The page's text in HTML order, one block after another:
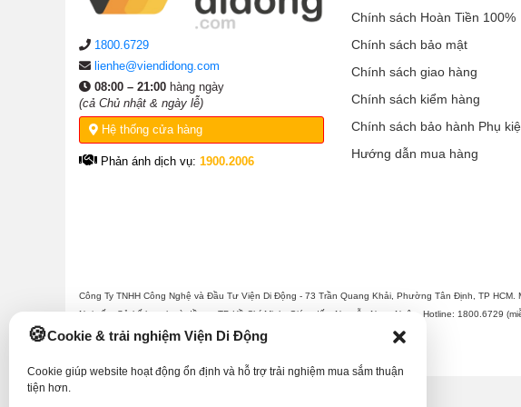
Cookie & trải nghiệm Viện Di Động
Cookie giúp website hoạt động ổn định và hỗ trợ trải nghiệm mua sắm thuận
tiện hơn.
1800.6729
lienhe@viendidong.com
08:00 – 21:00 hàng ngày
(cả Chủ nhật & ngày lễ)
Hệ thống cửa hàng
Phản ánh dịch vụ: 1900.2006
Chính sách Hoàn Tiền 100%
Chính sách bảo mật
Chính sách giao hàng
Chính sách kiểm hàng
Chính sách bảo hành Phụ
Hướng dẫn mua hàng
Công Ty TNHH Công Nghệ và Đầu Tư Viện Di Động - 73 Trần Quang Khải, Phường Tân Định, TP
Nơi cấp: Sở kế hoạch và đầu tư TP Hồ Chí Minh. Giám đốc: Nguyễn Ngọc Ngân. Hotline: 1800.6729
Viện Di Động.